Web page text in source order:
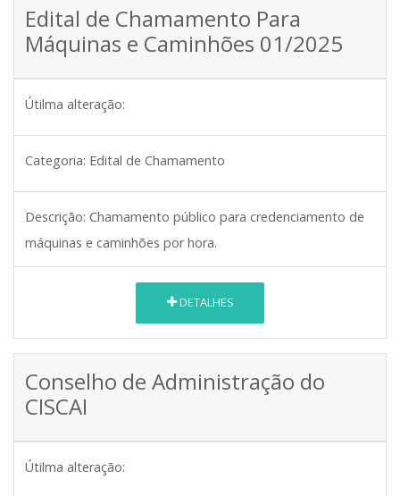
Edital de Chamamento Para
Máquinas e Caminhões 01/2025
Útilma alteração:
Categoria: Edital de Chamamento
Descrição: Chamamento público para credenciamento de
máquinas e caminhões por hora.
DETALHES
Conselho de Administração do
CISCAI
Útilma alteração: